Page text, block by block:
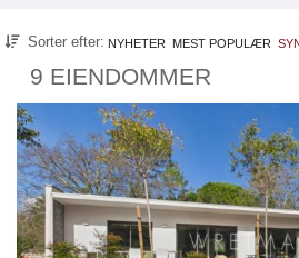
Sorter efter: NYHETER MEST POPULÆR
9 EIENDOMMER